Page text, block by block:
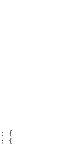
: {
: {